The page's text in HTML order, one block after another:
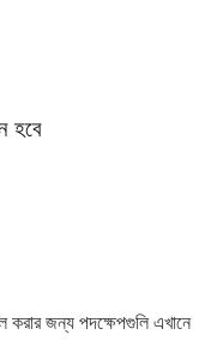
হবে
করার জন্য পদক্ষেপগুলি এখানে